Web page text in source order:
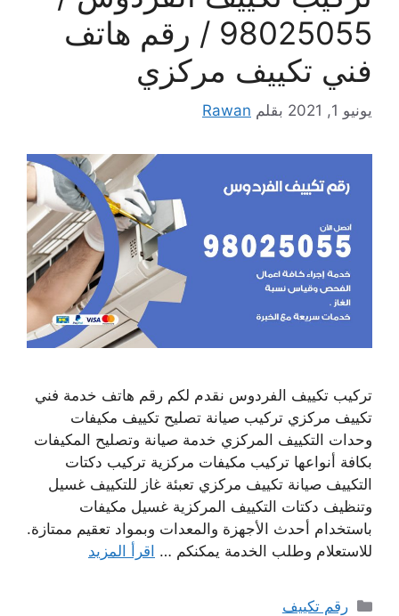
98025055 / رقم هاتف
فني تكييف مركزي
يونيو 1, 2021 بقلم Rawan
تركيب تكييف الفردوس نقدم لكم رقم هاتف خدمة فني
تكييف مركزي تركيب صيانة تصليح تكييف مكيفات
وحدات التكييف المركزي خدمة صيانة وتصليح المكيفات
بكافة أنواعها تركيب مكيفات مركزية تركيب دكتات
التكييف صيانة تكييف مركزي تعبئة غاز للتكييف غسيل
وتنظيف دكتات التكييف المركزية غسيل مكيفات
باستخدام أحدث الأجهزة والمعدات وبمواد تعقيم ممتازة.
للاستعلام وطلب الخدمة يمكنكم … اقرأ المزيد
التصنيفات
رقم تكييف